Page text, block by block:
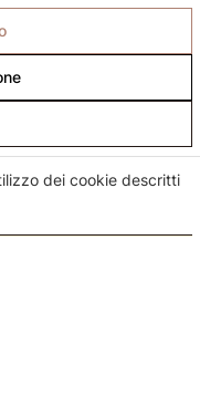
dei cookie descritti